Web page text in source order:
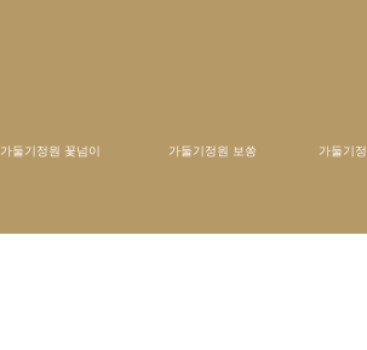
가둘기정원 꽃넘이 가둘기정원 보쏭 가둘기